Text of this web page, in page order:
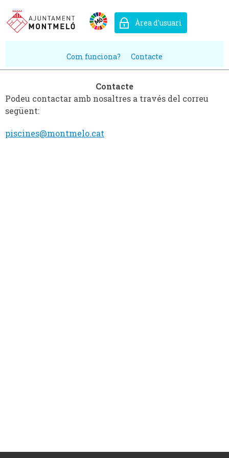
Àrea d'usuari
Com funciona? Contacte
Contacte
Podeu contactar amb nosaltres a través del correu
següent:
piscines@montmelo.cat